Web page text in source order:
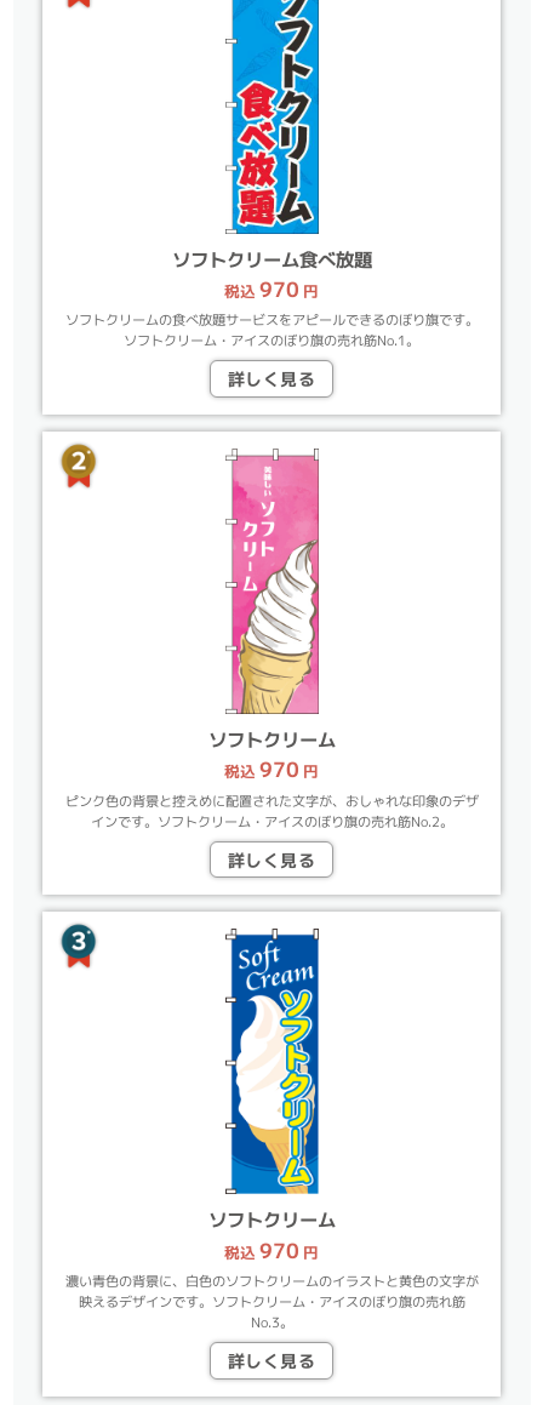
ソフトクリーム食べ放題
税込 970 円
ソフトクリームの食べ放題サービスをアピールできるのぼり旗です。
ソフトクリーム・アイスのぼり旗の売れ筋No.1。
詳しく見る
ソフトクリーム
税込 970 円
ピンク色の背景と控えめに配置された文字が、おしゃれな印象のデザ
インです。ソフトクリーム・アイスのぼり旗の売れ筋No.2。
詳しく見る
ソフトクリーム
税込 970 円
濃い青色の背景に、白色のソフトクリームのイラストと黄色の文字が
映えるデザインです。ソフトクリーム・アイスのぼり旗の売れ筋
No.3。
詳しく見る